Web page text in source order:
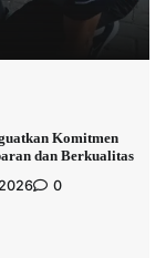
Komitmen
dan Berkualitas
0